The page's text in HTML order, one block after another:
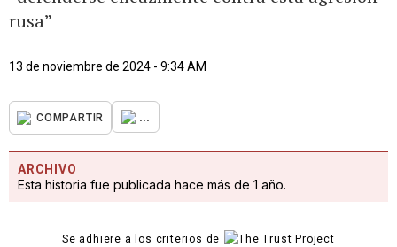
rusa”
13 de noviembre de 2024 - 9:34 AM
COMPARTIR ...
ARCHIVO
Esta historia fue publicada hace más de 1 año.
Se adhiere a los criterios de